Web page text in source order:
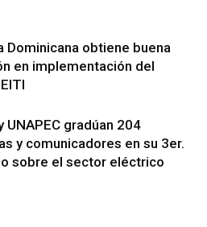
Dominicana obtiene buena
en implementación del
UNAPEC gradúan 204
y comunicadores en su 3er.
sobre el sector eléctrico